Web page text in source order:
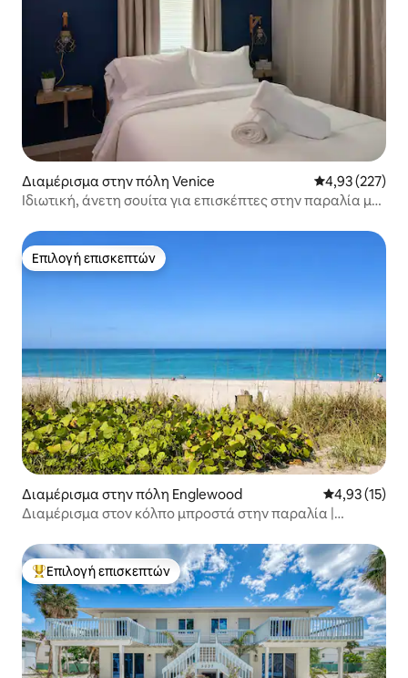
Διαμέρισμα στην πόλη Venice Μέση
4,93 (227)
Ιδιωτική, άνετη σουίτα για επισκέπτες στην παραλία με
Επιλογή επισκεπτών
Επιλογή επισκεπτών
Διαμέρισμα στην πόλη Englewood Μέση
4,93 (15)
Διαμέρισμα στον κόλπο μπροστά στην παραλία |
Κορυφαία επιλογή επισκεπτών
Επιλογή επισκεπτών